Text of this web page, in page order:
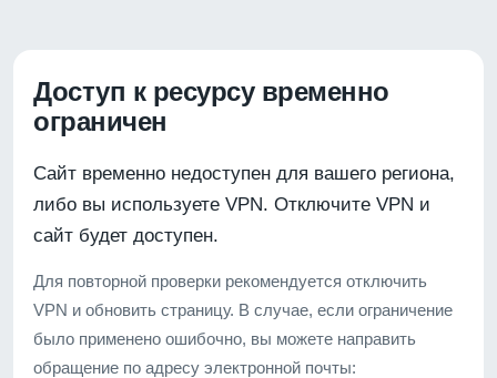
Доступ к ресурсу временно
ограничен
Сайт временно недоступен для вашего региона,
либо вы используете VPN. Отключите VPN и
сайт будет доступен.
Для повторной проверки рекомендуется отключить
VPN и обновить страницу. В случае, если ограничение
было применено ошибочно, вы можете направить
обращение по адресу электронной почты: